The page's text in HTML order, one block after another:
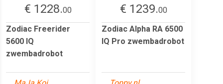
€ 1228.00
Zodiac Freerider
5600 IQ
zwembadrobot
€ 1239.00
Zodiac Alpha RA 6500
IQ Pro zwembadrobot